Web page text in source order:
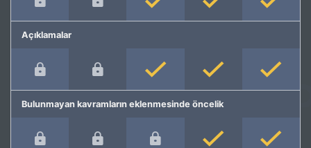
Açıklamalar
Bulunmayan kavramların eklenmesinde öncelik